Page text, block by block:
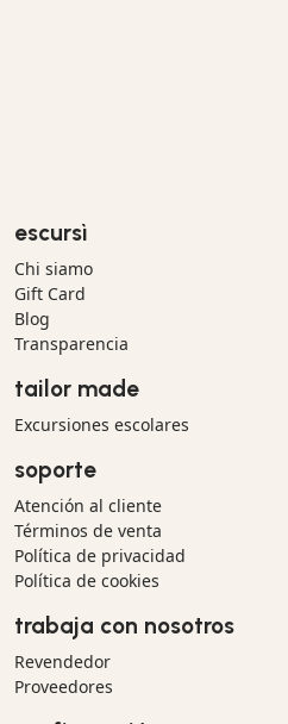
escursì
Chi siamo
Gift Card
Blog
Transparencia
tailor made
Excursiones escolares
soporte
Atención al cliente
Términos de venta
Política de privacidad
Política de cookies
trabaja con nosotros
Revendedor
Proveedores